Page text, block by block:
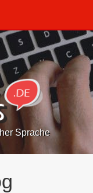
Sprache